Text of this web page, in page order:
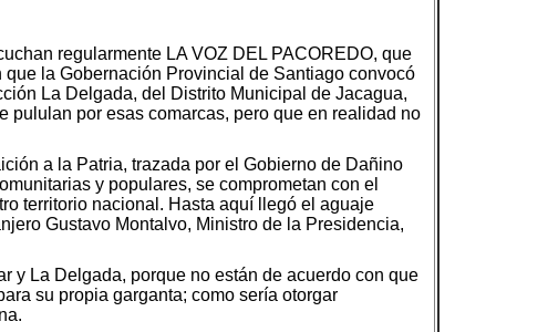
regularmente LA VOZ DEL PACOREDO, que
la Gobernación Provincial de Santiago convocó
La Delgada, del Distrito Municipal de Jacagua,
pululan por esas comarcas, pero que en realidad no
a la Patria, trazada por el Gobierno de Dañino
y populares, se comprometan con el
territorio nacional. Hasta aquí llegó el aguaje
Gustavo Montalvo, Ministro de la Presidencia,
y La Delgada, porque no están de acuerdo con que
su propia garganta; como sería otorgar